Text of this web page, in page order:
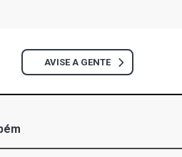
AVISE A GENTE